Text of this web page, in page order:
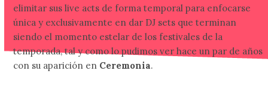
elimitar sus live acts de forma temporal para enfocarse
única y exclusivamente en dar DJ sets que terminan
siendo el momento estelar de los festivales de la
temporada, tal y como lo pudimos ver hace un par de años
con su aparición en Ceremonia.